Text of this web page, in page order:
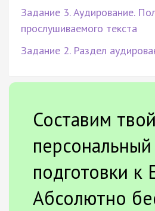
Задание 3. Аудирование.
прослушиваемого текста
Задание 2. Раздел
Составим твой
подготовки к
Абсолютно